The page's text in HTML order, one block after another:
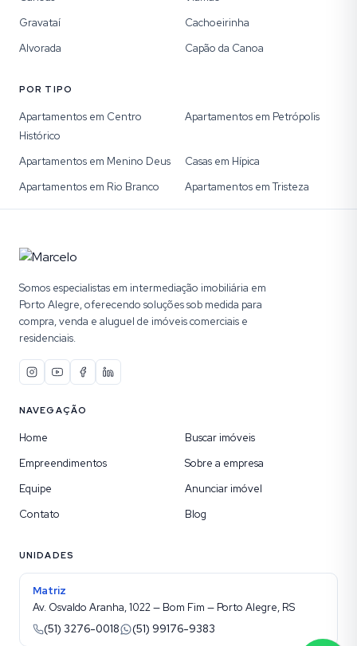
Gravataí
Cachoeirinha
Alvorada
Capão da Canoa
POR TIPO
Apartamentos em Centro
Histórico
Apartamentos em Petrópolis
Apartamentos em Menino Deus
Casas em Hípica
Apartamentos em Rio Branco
Apartamentos em Tristeza
Somos especialistas em intermediação imobiliária em
Porto Alegre, oferecendo soluções sob medida para
compra, venda e aluguel de imóveis comerciais e
residenciais.
NAVEGAÇÃO
Home
Buscar imóveis
Empreendimentos
Sobre a empresa
Equipe
Anunciar imóvel
Contato
Blog
UNIDADES
Matriz
Av. Osvaldo Aranha, 1022 — Bom Fim — Porto Alegre, RS
(51) 3276-0018
(51) 99176-9383